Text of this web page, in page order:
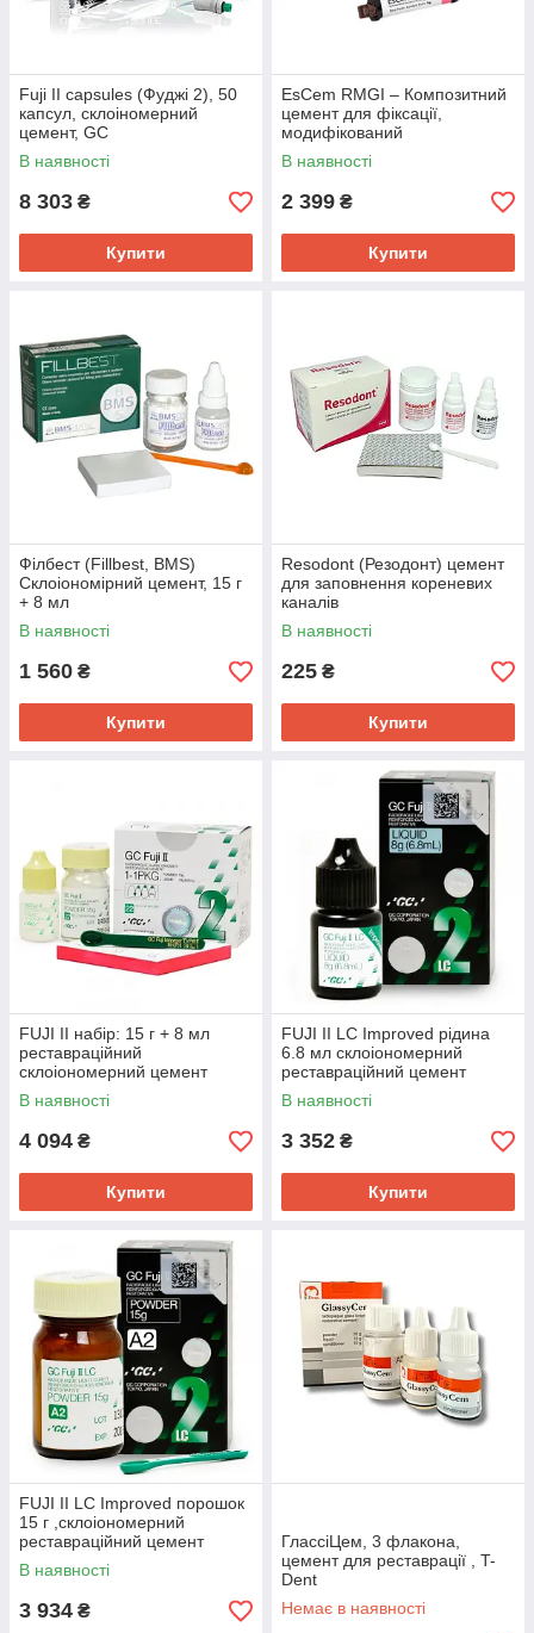
Fuji II capsules (Фуджі 2), 50
капсул, склоіномерний
цемент, GC
В наявності
8 303 ₴
Купити
EsCem RMGI – Композитний
цемент для фіксації,
модифікований
склоіономером
В наявності
2 399 ₴
Купити
Філбест (Fillbest, BMS)
Склоіономірний цемент, 15 г
+ 8 мл
В наявності
1 560 ₴
Купити
Resodont (Резодонт) цемент
для заповнення кореневих
каналів
В наявності
225 ₴
Купити
FUJI II набір: 15 г + 8 мл
реставраційний
склоіономерний цемент
В наявності
4 094 ₴
Купити
FUJI II LC Improved рідина
6.8 мл склоіономерний
реставраційний цемент
світлового затвердіння.
В наявності
3 352 ₴
Купити
FUJI II LC Improved порошок
15 г ,склоіономерний
реставраційний цемент
світлового затвердіння.
В наявності
3 934 ₴
ГлассіЦем, 3 флакона,
цемент для реставрації , T-
Dent
Немає в наявності